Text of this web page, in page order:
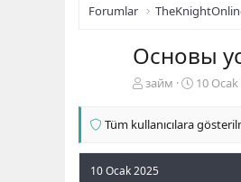
Forumlar
Основы
K
b
y
займ
B
l
10
Tüm kullanıcılara
10 Ocak 2025